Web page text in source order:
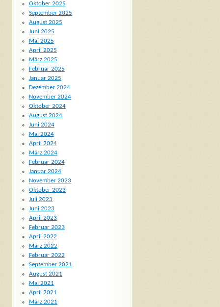
Oktober 2025
September 2025
August 2025
Juni 2025
Mai 2025
April 2025
März 2025
Februar 2025
Januar 2025
Dezember 2024
November 2024
Oktober 2024
August 2024
Juni 2024
Mai 2024
April 2024
März 2024
Februar 2024
Januar 2024
November 2023
Oktober 2023
Juli 2023
Juni 2023
April 2023
Februar 2023
April 2022
März 2022
Februar 2022
September 2021
August 2021
Mai 2021
April 2021
März 2021